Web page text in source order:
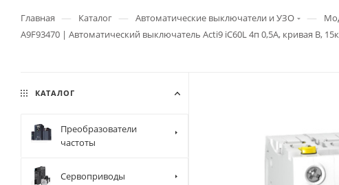
Главная — Каталог — Автоматические выключатели и УЗО —
A9F93470 | Автоматический выключатель Acti9 iC60L 4п 0,5А, кривая B,
КАТАЛОГ
Преобразователи
частоты
Сервоприводы